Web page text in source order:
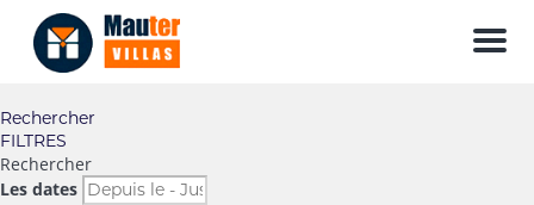
Menu
Rechercher
FILTRES
Rechercher
Les dates